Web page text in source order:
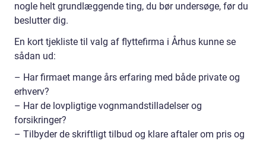
nogle helt grundlæggende ting, du bør undersøge, før du
beslutter dig.
En kort tjekliste til valg af flyttefirma i Århus kunne se
sådan ud:
– Har firmaet mange års erfaring med både private og
erhverv?
– Har de lovpligtige vognmandstilladelser og
forsikringer?
– Tilbyder de skriftligt tilbud og klare aftaler om pris og